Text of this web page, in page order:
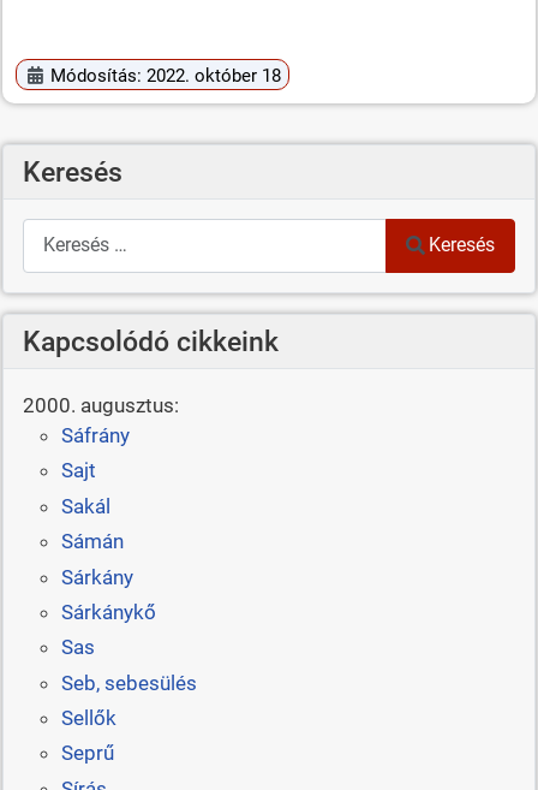
Módosítás: 2022. október 18
Keresés
Keresés
Keresés
Kapcsolódó cikkeink
2000. augusztus:
Sáfrány
Sajt
Sakál
Sámán
Sárkány
Sárkánykő
Sas
Seb, sebesülés
Sellők
Seprű